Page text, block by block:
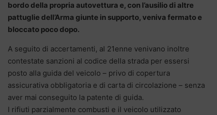
bordo della propria autovettura e, con l’ausilio di altre
pattuglie dell’Arma giunte in supporto, veniva fermato e
bloccato poco dopo.
A seguito di accertamenti, al 21enne venivano inoltre
contestate sanzioni al codice della strada per essersi
posto alla guida del veicolo – privo di copertura
assicurativa obbligatoria e di carta di circolazione – senza
aver mai conseguito la patente di guida.
I rifiuti parzialmente combusti e il veicolo utilizzato